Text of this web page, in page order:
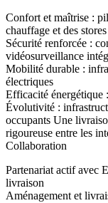
Confort et maîtrise :
chauffage et des stores
Sécurité renforcée :
vidéosurveillance
Mobilité durable :
électriques
Efficacité énergétique
Évolutivité :
occupants Une
rigoureuse entre les
Collaboration
Partenariat actif avec
livraison
Aménagement et